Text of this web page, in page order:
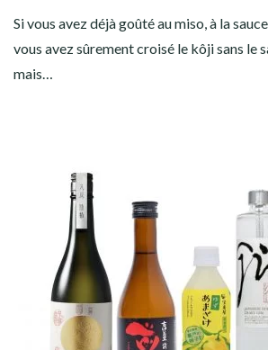
Si vous avez déjà goûté au miso, à la
vous avez sûrement croisé le kôji sans le
mais…